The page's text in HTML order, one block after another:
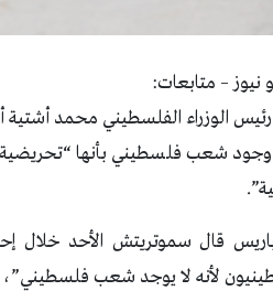
نيوز – متابعات:
رئيس الوزراء الفلسطيني محمد أشتية
شعب فلسطيني بأنها “تحريضية”
قال سموتريتش الأحد خلال
لأنه لا يوجد شعب فلسطيني”،